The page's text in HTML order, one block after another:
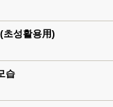
성활용用)
습